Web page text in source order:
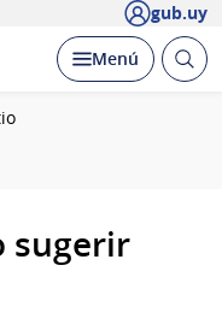
gub.uy
Desplegar
Menú Abrir
sugerir